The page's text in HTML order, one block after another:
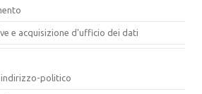
e acquisizione d'ufficio dei dati
indirizzo-politico